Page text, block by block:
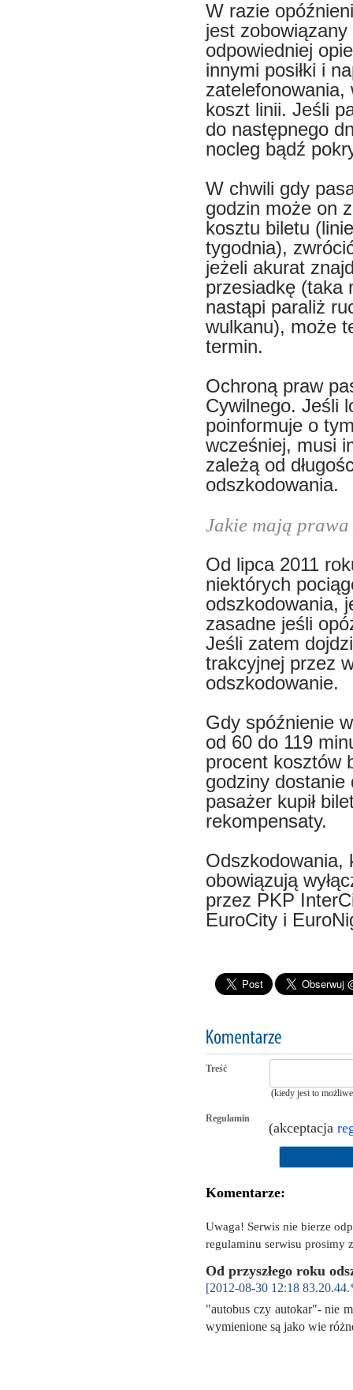
W razie
jest
odpowiedniej
innymi posiłki i
zatelefonowania,
koszt linii. Jeśli
do następnego
nocleg bądź
W chwili gdy
godzin może on
kosztu biletu
tygodnia),
jeżeli akurat
przesiadkę (taka
nastąpi paraliż
wulkanu), może
termin.
Ochroną praw
Cywilnego. Jeśli
poinformuje o
wcześniej, musi
zależą od
odszkodowania.
Jakie mają
Od lipca 2011
niektórych
odszkodowania,
zasadne jeśli
Jeśli zatem
trakcyjnej przez
odszkodowanie.
Gdy spóźnienie
od 60 do 119
procent kosztów
godziny dostanie
pasażer kupił
rekompensaty.
Odszkodowania,
obowiązują
przez PKP
EuroCity i
Treść
(kiedy jest to
Regulamin
(akceptacja
Komentarze:
Uwaga! Serwis nie bierze
regulaminu serwisu prosimy
Od przyszłego roku
[2012-08-30 12:18
"autobus czy autokar"- nie
wymienione są jako wie